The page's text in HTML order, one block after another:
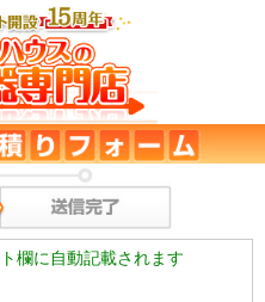
欄に自動記載されます